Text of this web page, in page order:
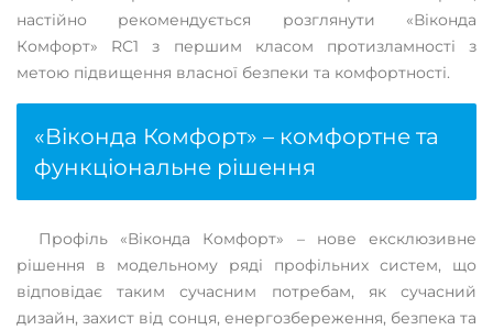
настійно рекомендується розглянути «Віконда
Комфорт» RC1 з першим класом протизламності з
метою підвищення власної безпеки та комфортності.
«Віконда Комфорт» – комфортне та
функціональне рішення
Профіль «Віконда Комфорт» – нове ексклюзивне
рішення в модельному ряді профільних систем, що
відповідає таким сучасним потребам, як сучасний
дизайн, захист від сонця, енергозбереження, безпека та